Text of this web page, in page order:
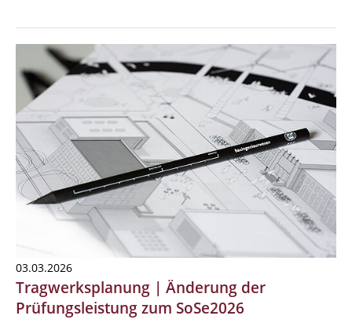
03.03.2026
Tragwerksplanung | Änderung der
Prüfungsleistung zum SoSe2026